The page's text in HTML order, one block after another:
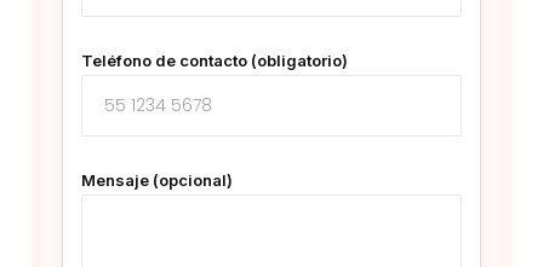
Teléfono de contacto (obligatorio)
Mensaje (opcional)